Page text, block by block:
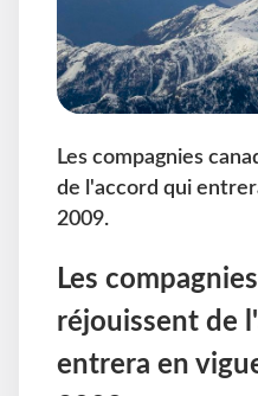
Les compagnies
de l'accord qui
2009.
Les
réjouissent de
entrera en